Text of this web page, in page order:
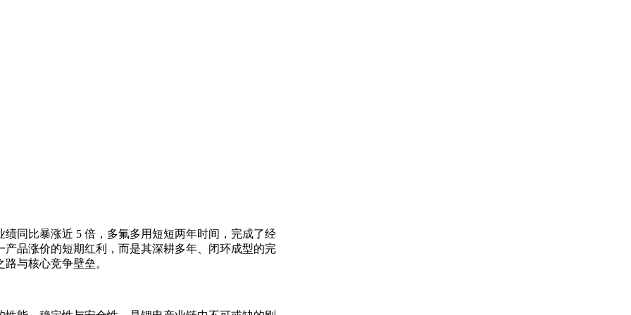
同比暴涨近 5 倍，多氟多用短短两年时间，完成了经
品涨价的短期红利，而是其深耕多年、闭环成型的完
与核心竞争壁垒。